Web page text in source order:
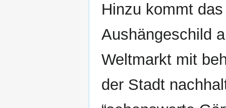
Hinzu kommt
Aushängeschild
Weltmarkt mit
der Stadt